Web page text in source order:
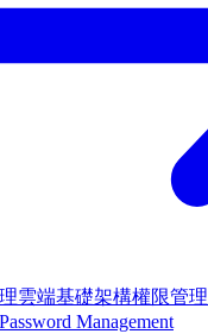
雲端基礎架構權限管理
Password Management